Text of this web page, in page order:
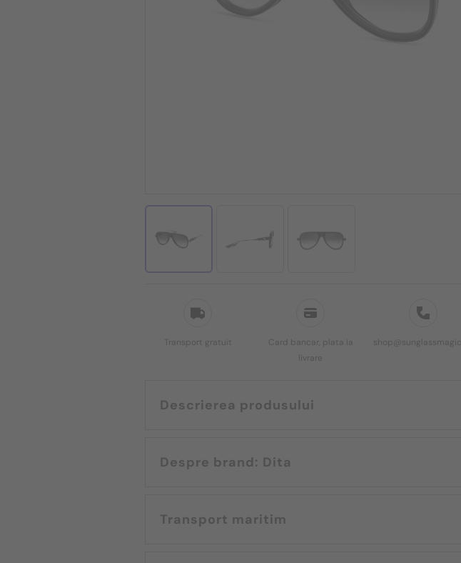
Transport gratuit
Card bancar, plata la
livrare
Descrierea produsului
Despre brand: Dita
Transport maritim